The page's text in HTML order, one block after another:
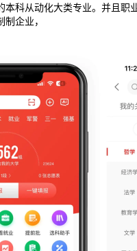
本科从动化大类专业。并且职
企业，